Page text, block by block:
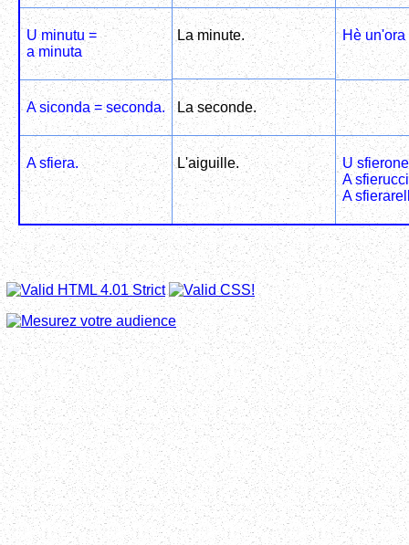
U minutu =
a minuta
La minute. Hè
A siconda = seconda. La seconde.
A sfiera. L'aiguille.
U
A
A